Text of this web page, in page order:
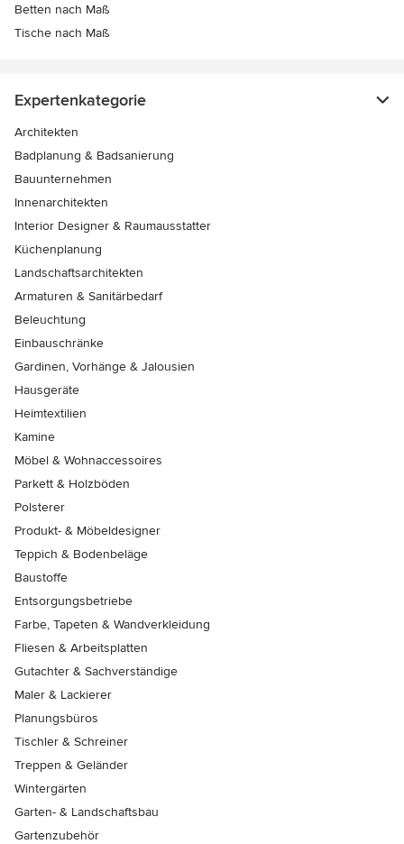
Betten nach Maß
Tische nach Maß
Expertenkategorie
Architekten
Badplanung & Badsanierung
Bauunternehmen
Innenarchitekten
Interior Designer & Raumausstatter
Küchenplanung
Landschaftsarchitekten
Armaturen & Sanitärbedarf
Beleuchtung
Einbauschränke
Gardinen, Vorhänge & Jalousien
Hausgeräte
Heimtextilien
Kamine
Möbel & Wohnaccessoires
Parkett & Holzböden
Polsterer
Produkt- & Möbeldesigner
Teppich & Bodenbeläge
Baustoffe
Entsorgungsbetriebe
Farbe, Tapeten & Wandverkleidung
Fliesen & Arbeitsplatten
Gutachter & Sachverständige
Maler & Lackierer
Planungsbüros
Tischler & Schreiner
Treppen & Geländer
Wintergärten
Garten- & Landschaftsbau
Gartenzubehör